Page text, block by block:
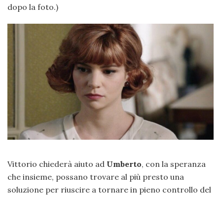
dopo la foto.)
Vittorio chiederà aiuto ad Umberto, con la speranza
che insieme, possano trovare al più presto una
soluzione per riuscire a tornare in pieno controllo del